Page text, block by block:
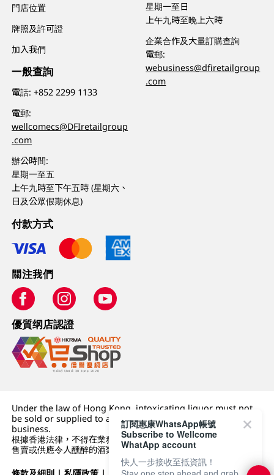
門店位置
牌照及許可證
加入我們
一般查詢
電話:+852 2299 1133
電郵:
wellcomecs@DFIretailgroup
.com
辦公時間:
星期一至五
上午九時至下午五時 (星期六、
日及公眾假期休息)
星期一至日
上午九時至晚上六時
企業合作及大量訂購查詢
電郵:
webusiness@dfiretailgroup
.com
付款方式
關注我們
優質纲店認證
Under the law of Hong Kong, intoxicating liquor must not
be sold or supplied to a minor (under 18) in the course of
business.
根據香港法律，不得在業務過程中，向未成年人 (18 歲以下人士)
售賣或供應令人醺醉的酒類。
訂閱惠康WhatsApp帳號
Subscribe to Wellcome
WhatApp account
快人一步接收至抵資訊！